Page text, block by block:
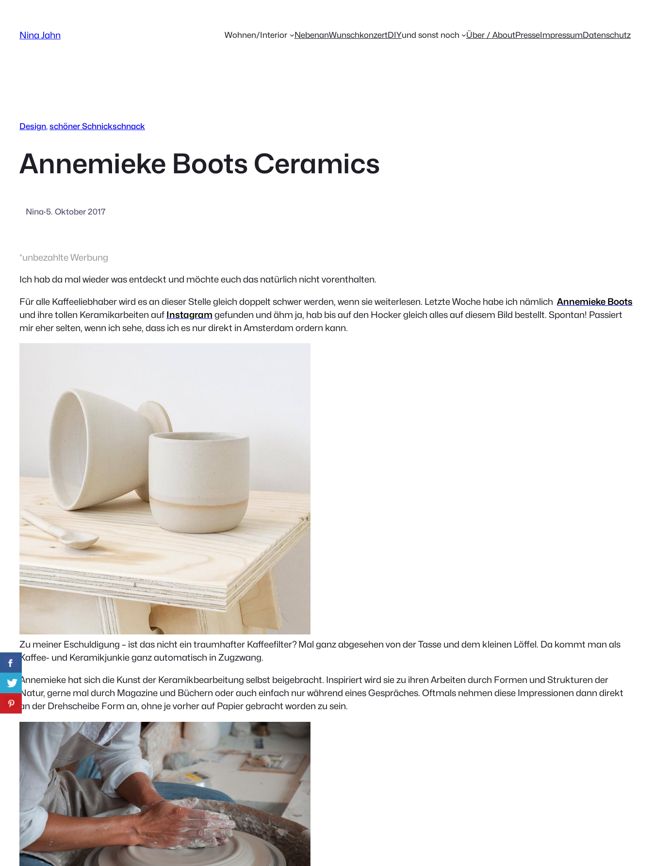
springen
Nina Jahn Wohnen/Interior NebenanWunschkonzertDIYund sonst noch Über / AboutPresseImpressumDatenschutz
Design, schöner Schnickschnack
Annemieke Boots Ceramics
Nina·5. Oktober 2017
*unbezahlte Werbung
Ich hab da mal wieder was entdeckt und möchte euch das natürlich nicht vorenthalten.
Für alle Kaffeeliebhaber wird es an dieser Stelle gleich doppelt schwer werden, wenn sie weiterlesen. Letzte Woche habe ich nämlich Annemieke Boots
und ihre tollen Keramikarbeiten auf Instagram gefunden und ähm ja, hab bis auf den Hocker gleich alles auf diesem Bild bestellt. Spontan! Passiert
mir eher selten, wenn ich sehe, dass ich es nur direkt in Amsterdam ordern kann.
Zu meiner Eschuldigung – ist das nicht ein traumhafter Kaffeefilter? Mal ganz abgesehen von der Tasse und dem kleinen Löffel. Da kommt man als
Kaffee- und Keramikjunkie ganz automatisch in Zugzwang.
Annemieke hat sich die Kunst der Keramikbearbeitung selbst beigebracht. Inspiriert wird sie zu ihren Arbeiten durch Formen und Strukturen der
Natur, gerne mal durch Magazine und Büchern oder auch einfach nur während eines Gespräches. Oftmals nehmen diese Impressionen dann direkt
an der Drehscheibe Form an, ohne je vorher auf Papier gebracht worden zu sein.